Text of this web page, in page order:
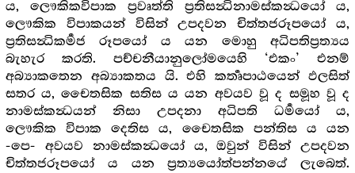
ය, ලෞකිකවිපාක ප්‍රවෘත්ති ප්‍රතිසන්‍ධිනාමස්කන්‍ධයෝ ය,
ලෞකික විපාකයන් විසින් උපදවන චිත්තජරූපයෝ ය,
ප්‍රතිසන්‍ධිකර්‍මජ රූපයෝ ය යන මොහු අධිපතිප්‍රත්‍යය
බැහැර කරති. පච්චනීයානුලෝමයෙහි ‘එකං’ එනම්
අබ්‍යාකතෙන අබ්‍යාකතය යි. එහි කර්‍තෘපාඨයෙන් ඵලසිත්
සතර ය, චෛතසික සතිස ය යන අවයව වූ ද සමූහ වූ ද
නාමස්කන්‍ධයන් නිසා උපදනා අධිපති ධර්‍මයෝ ය,
ලෞකික විපාක දෙතිස ය, චෛතසික පන්තිස ය යන
-පෙ- අවයව නාමස්කන්‍ධයෝ ය, ඔවුන් විසින් උපදවන
චිත්තජරූපයෝ ය යන ප්‍රත්‍යයෝත්පන්නයේ ලැබෙත්.